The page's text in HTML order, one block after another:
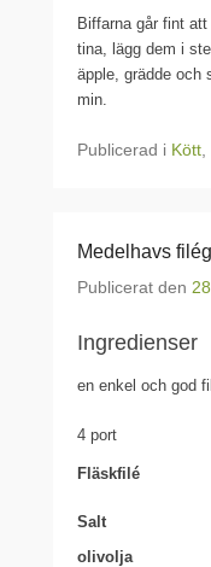
Biffarna går fint
tina, lägg dem i
äpple, grädde och
min.
Publicerad i Kött
Medelhavs
Publicerat den
Ingredienser
en enkel och god
4 port
Fläskfilé
Salt
olivolja